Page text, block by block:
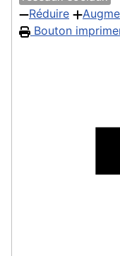
Réduire
Bouton